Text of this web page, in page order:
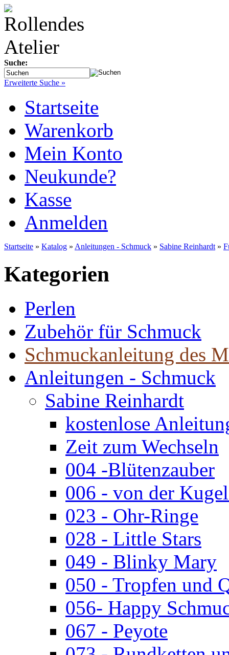
Suche:
Erweiterte Suche »
Startseite
Warenkorb
Mein Konto
Neukunde?
Kasse
Anmelden
Startseite » Katalog » Anleitungen - Schmuck » Sabine Reinhardt »
Kategorien
Perlen
Zubehör für Schmuck
Schmuckanleitung des
Anleitungen - Schmuck
Sabine Reinhardt
kostenlose
Zeit zum Wechseln
004 -Blütenzauber
006 - von der
023 - Ohr-Ringe
028 - Little Stars
049 - Blinky Mary
050 - Tropfen und
056- Happy
067 - Peyote